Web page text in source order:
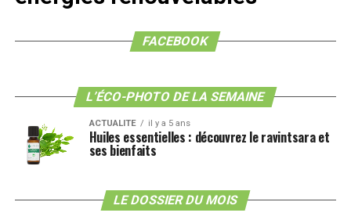
FACEBOOK
L’ÉCO-PHOTO DE LA SEMAINE
ACTUALITE il y a 5 ans
Huiles essentielles : découvrez le ravintsara et
ses bienfaits
LE DOSSIER DU MOIS